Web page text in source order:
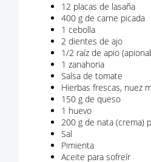
12 placas de lasaña
400 g de carne picada
1 cebolla
2 dientes de ajo
1/2 raíz de apio
1 zanahoria
Salsa de tomate
Hierbas frescas, nuez
150 g de queso
1 huevo
200 g de nata (crema)
Sal
Pimienta
Aceite para sofreír